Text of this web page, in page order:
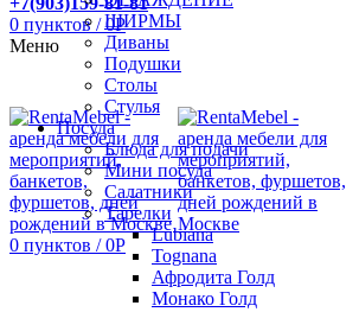
0 пунктов / 0Р
Меню
0 пунктов / 0Р
ШИРМЫ
Диваны
Подушки
Столы
Стулья
Посуда
Блюда для подачи
Мини посуда
Салатники
Тарелки
Lubiana
Tognana
Афродита Голд
Монако Голд